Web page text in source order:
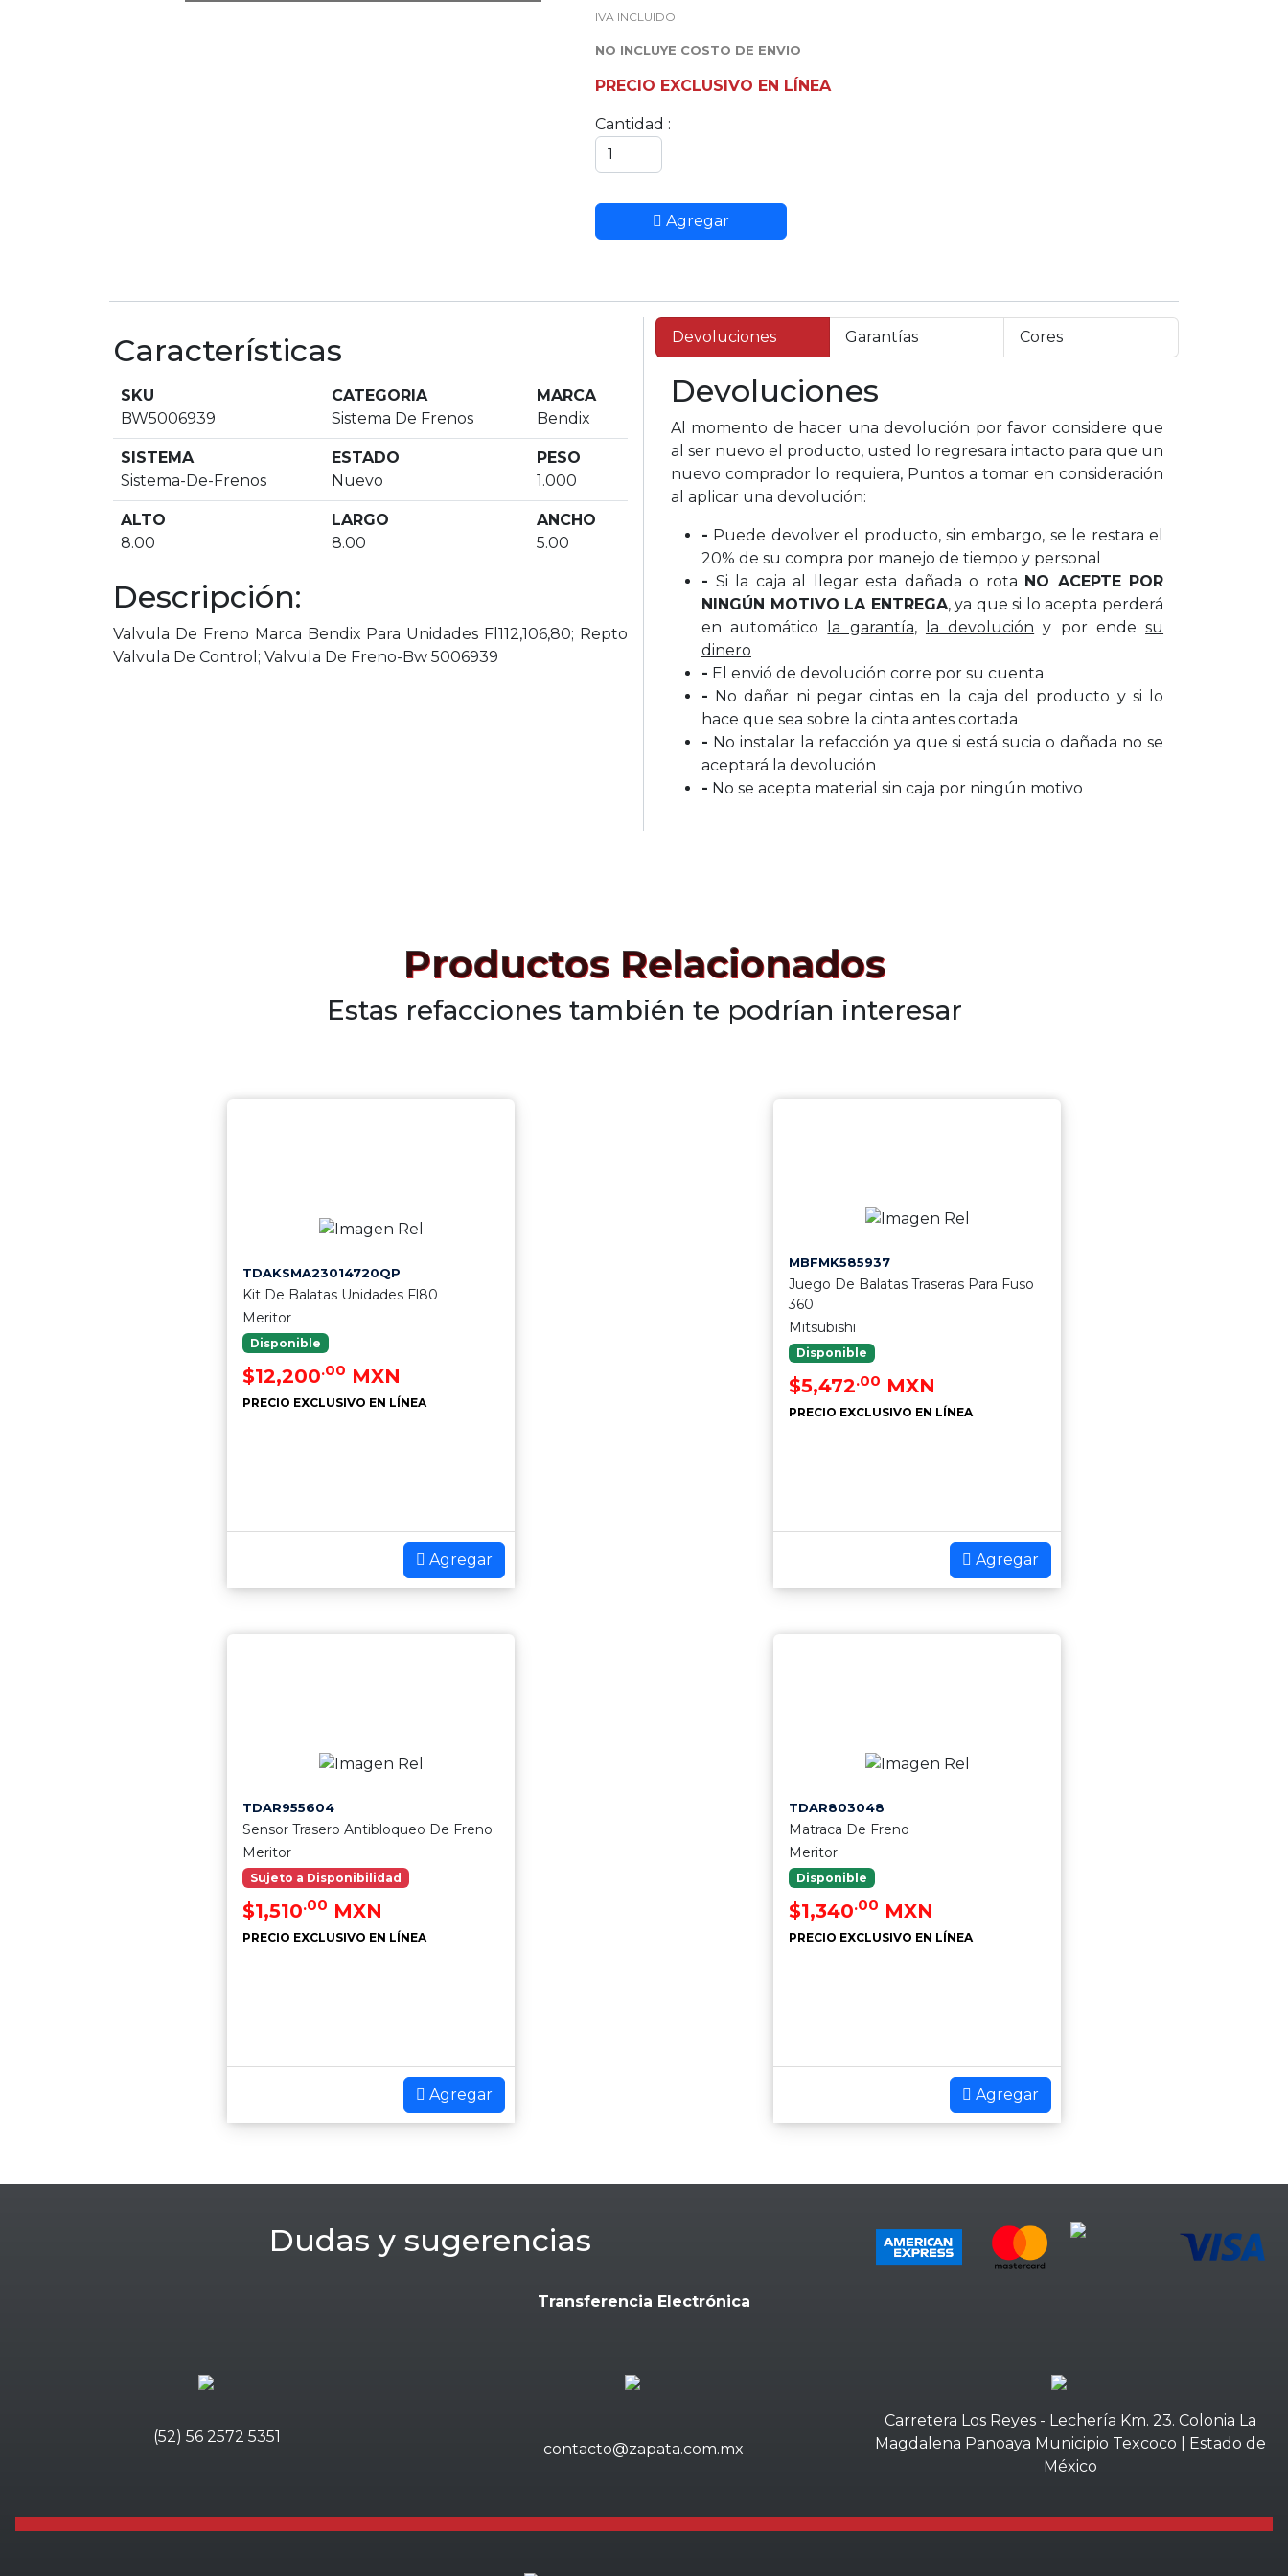
IVA INCLUIDO
NO INCLUYE COSTO DE ENVIO
PRECIO EXCLUSIVO EN LÍNEA
Cantidad :
Agregar
Características
SKU
BW5006939
CATEGORIA
Sistema De Frenos
MARCA
Bendix
SISTEMA
Sistema-De-Frenos
ESTADO
Nuevo
PESO
1.000
ALTO
8.00
LARGO
8.00
ANCHO
5.00
Descripción:
Valvula De Freno Marca Bendix Para Unidades Fl112,106,80; Repto
Valvula De Control; Valvula De Freno-Bw 5006939
Devoluciones Garantías Cores
Devoluciones
Al momento de hacer una devolución por favor considere que
al ser nuevo el producto, usted lo regresara intacto para que un
nuevo comprador lo requiera, Puntos a tomar en consideración
al aplicar una devolución:
- Puede devolver el producto, sin embargo, se le restara el
20% de su compra por manejo de tiempo y personal
- Si la caja al llegar esta dañada o rota NO ACEPTE POR
NINGÚN MOTIVO LA ENTREGA, ya que si lo acepta perderá
en automático
la garantía, la devolución y por endesu
dinero
- El envió de devolución corre por su cuenta
- No dañar ni pegar cintas en la caja del producto y si lo
hace que sea sobre la cinta antes cortada
- No instalar la refacción ya que si está sucia o dañada no se
aceptará la devolución
- No se acepta material sin caja por ningún motivo
Productos Relacionados
Estas refacciones también te podrían interesar
TDAKSMA23014720QP
Kit De Balatas Unidades Fl80
Meritor
Disponible
$12,200.00 MXN
PRECIO EXCLUSIVO EN LÍNEA
Agregar
MBFMK585937
Juego De Balatas Traseras Para Fuso
360
Mitsubishi
Disponible
$5,472.00 MXN
PRECIO EXCLUSIVO EN LÍNEA
Agregar
TDAR955604
Sensor Trasero Antibloqueo De Freno
Meritor
Sujeto a Disponibilidad
$1,510.00 MXN
PRECIO EXCLUSIVO EN LÍNEA
Agregar
TDAR803048
Matraca De Freno
Meritor
Disponible
$1,340.00 MXN
PRECIO EXCLUSIVO EN LÍNEA
Agregar
Dudas y sugerencias
Transferencia Electrónica
(52) 56 2572 5351
contacto@zapata.com.mx
Carretera Los Reyes - Lechería Km. 23. Colonia La
Magdalena Panoaya Municipio Texcoco | Estado de
México